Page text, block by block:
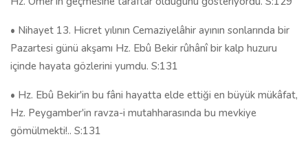
• Nihayet 13. Hicret yılının Cemaziyelâhir ayının sonlarında bir
Pazartesi günü akşamı Hz. Ebû Bekir rûhânî bir kalp huzuru
içinde hayata gözlerini yumdu. S:131
• Hz. Ebû Bekir'in bu fâni hayatta elde ettiği en büyük mükâfat,
Hz. Peygamber'in ravza-i mutahharasında bu mevkiye
gömülmekti!.. S:131